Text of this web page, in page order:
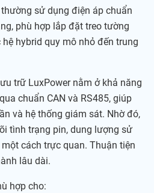
sử dụng điện áp chuẩn
phù hợp lắp đặt treo tường
hybrid quy mô nhỏ đến trung
trữ LuxPower nằm ở khả năng
chuẩn CAN và RS485, giúp
và hệ thống giám sát. Nhờ đó,
tình trạng pin, dung lượng sử
cách trực quan. Thuận tiện
lâu dài.
hợp cho: